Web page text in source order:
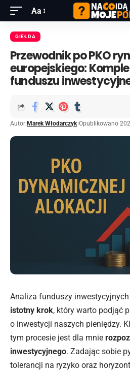
Aa
GIEŁDA
Przewodnik po PKO
europejskiego:
funduszu
Autor: Marek Włodarczyk Opublikowano
Analiza funduszy inwestycyjnych
istotny krok, który warto podjąć
o inwestycji naszych pieniędzy.
tym procesie jest dla mnie
inwestycyjnego. Zadając sobie
tolerancji na ryzyko oraz